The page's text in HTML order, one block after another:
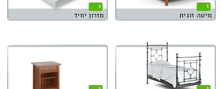
1
מיטה זוגית
1
מזרון יחיד